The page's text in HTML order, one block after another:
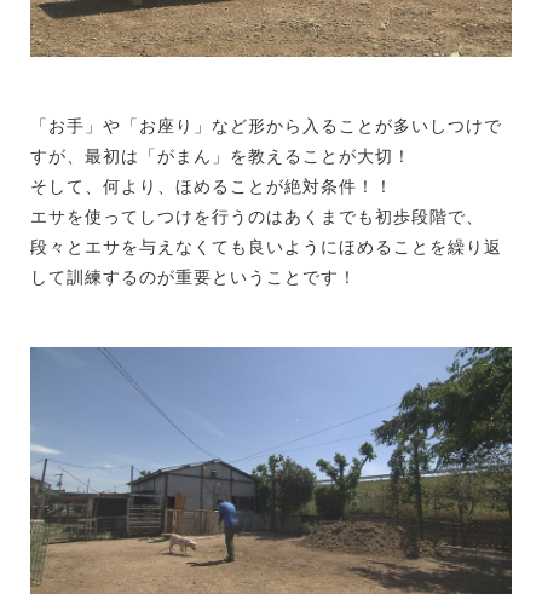
「お手」や「お座り」など形から入ることが多いしつけで
すが、最初は「がまん」を教えることが大切！
そして、何より、ほめることが絶対条件！！
エサを使ってしつけを行うのはあくまでも初歩段階で、
段々とエサを与えなくても良いようにほめることを繰り返
して訓練するのが重要ということです！